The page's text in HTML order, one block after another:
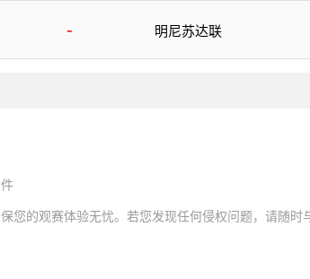
- 明尼苏达联
您的观赛体验无忧。若您发现任何侵权问题，请随时